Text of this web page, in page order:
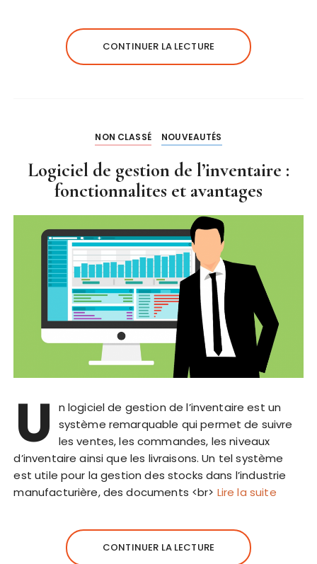
CONTINUER LA LECTURE
NON CLASSÉ NOUVEAUTÉS
Logiciel de gestion de l’inventaire :
fonctionnalites et avantages
U
n logiciel de gestion de l’inventaire est un
système remarquable qui permet de suivre
les ventes, les commandes, les niveaux
d’inventaire ainsi que les livraisons. Un tel système
est utile pour la gestion des stocks dans l’industrie
manufacturière, des documents <br> Lire la suite
CONTINUER LA LECTURE